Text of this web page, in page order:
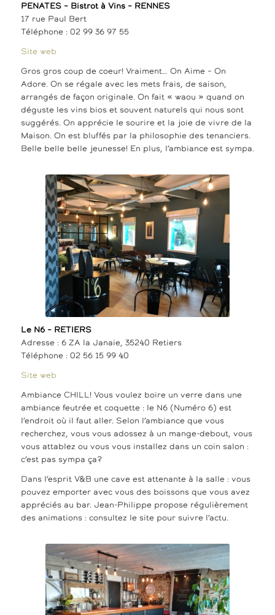
PENATES – Bistrot à Vins – RENNES
17 rue Paul Bert
Téléphone : 02 99 36 97 55
Site web
Gros gros coup de coeur! Vraiment… On Aime – On
Adore. On se régale avec les mets frais, de saison,
arrangés de façon originale. On fait « waou » quand on
déguste les vins bios et souvent naturels qui nous sont
suggérés. On apprécie le sourire et la joie de vivre de la
Maison. On est bluffés par la philosophie des tenanciers.
Belle belle belle jeunesse! En plus, l’ambiance est sympa.
Le N6 – RETIERS
Adresse : 6 ZA la Janaie, 35240 Retiers
Téléphone : 02 56 15 99 40
Site web
Ambiance CHILL! Vous voulez boire un verre dans une
ambiance feutrée et coquette : le N6 (Numéro 6) est
l’endroit où il faut aller. Selon l’ambiance que vous
recherchez, vous vous adossez à un mange-debout, vous
vous attablez ou vous vous installez dans un coin salon :
c’est pas sympa ça?
Dans l’esprit V&B une cave est attenante à la salle : vous
pouvez emporter avec vous des boissons que vous avez
appréciés au bar. Jean-Philippe propose régulièrement
des animations : consultez le site pour suivre l’actu.